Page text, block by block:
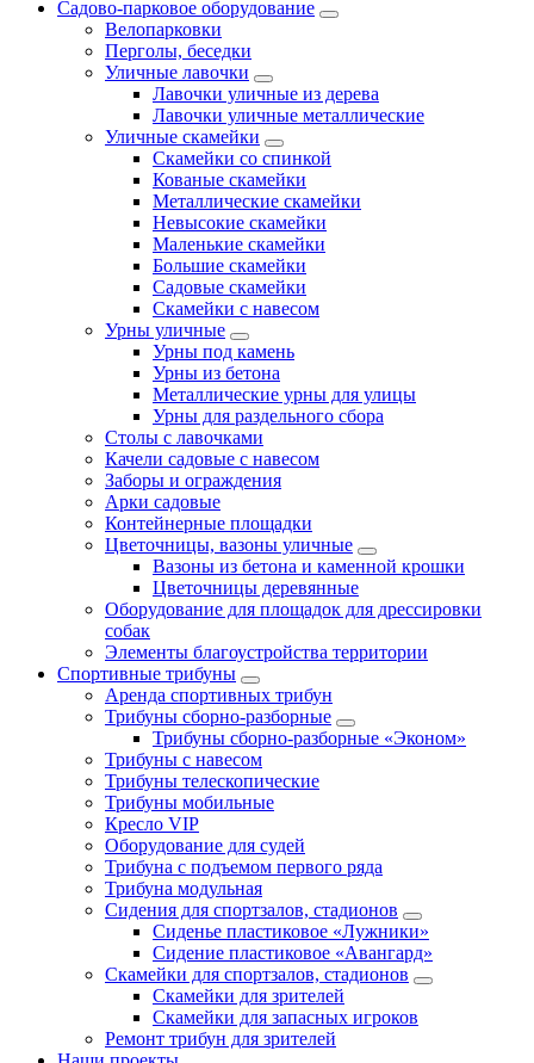
Садово-парковое оборудование
Велопарковки
Перголы, беседки
Уличные лавочки
Лавочки уличные из дерева
Лавочки уличные металлические
Уличные скамейки
Скамейки со спинкой
Кованые скамейки
Металлические скамейки
Невысокие скамейки
Маленькие скамейки
Большие скамейки
Садовые скамейки
Скамейки с навесом
Урны уличные
Урны под камень
Урны из бетона
Металлические урны для улицы
Урны для раздельного сбора
Столы с лавочками
Качели садовые с навесом
Заборы и ограждения
Арки садовые
Контейнерные площадки
Цветочницы, вазоны уличные
Вазоны из бетона и каменной крошки
Цветочницы деревянные
Оборудование для площадок для дрессировки
собак
Элементы благоустройства территории
Спортивные трибуны
Аренда спортивных трибун
Трибуны сборно-разборные
Трибуны сборно-разборные «Эконом»
Трибуны с навесом
Трибуны телескопические
Трибуны мобильные
Кресло VIP
Оборудование для судей
Трибуна с подъемом первого ряда
Трибуна модульная
Сидения для спортзалов, стадионов
Сиденье пластиковое «Лужники»
Сидение пластиковое «Авангард»
Скамейки для спортзалов, стадионов
Скамейки для зрителей
Скамейки для запасных игроков
Ремонт трибун для зрителей